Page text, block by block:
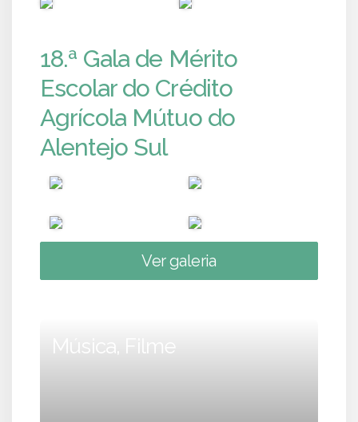
18.ª Gala de Mérito
Escolar do Crédito
Agrícola Mútuo do
Alentejo Sul
Ver galeria
Música, Filme